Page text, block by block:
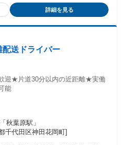
どの内装工事経験がある方優
などの配送・ドライバー経験が
詳細を見る
送ドライバー
迎★片道30分以内の近距離★実働
能
秋葉原駅」
千代田区神田花岡町]